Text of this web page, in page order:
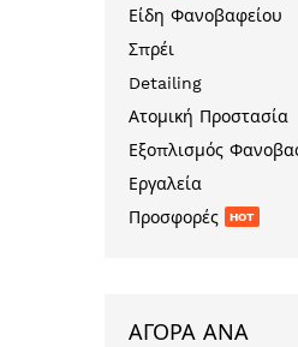
Είδη Φανοβαφείου
Σπρέι
Detailing
Ατομική Προστασία
Εξοπλισμός
Εργαλεία
Προσφορές
HOT
ΑΓΟΡΆ ΑΝΆ